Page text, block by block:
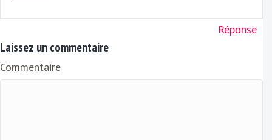
Réponse
Laissez un commentaire
Commentaire